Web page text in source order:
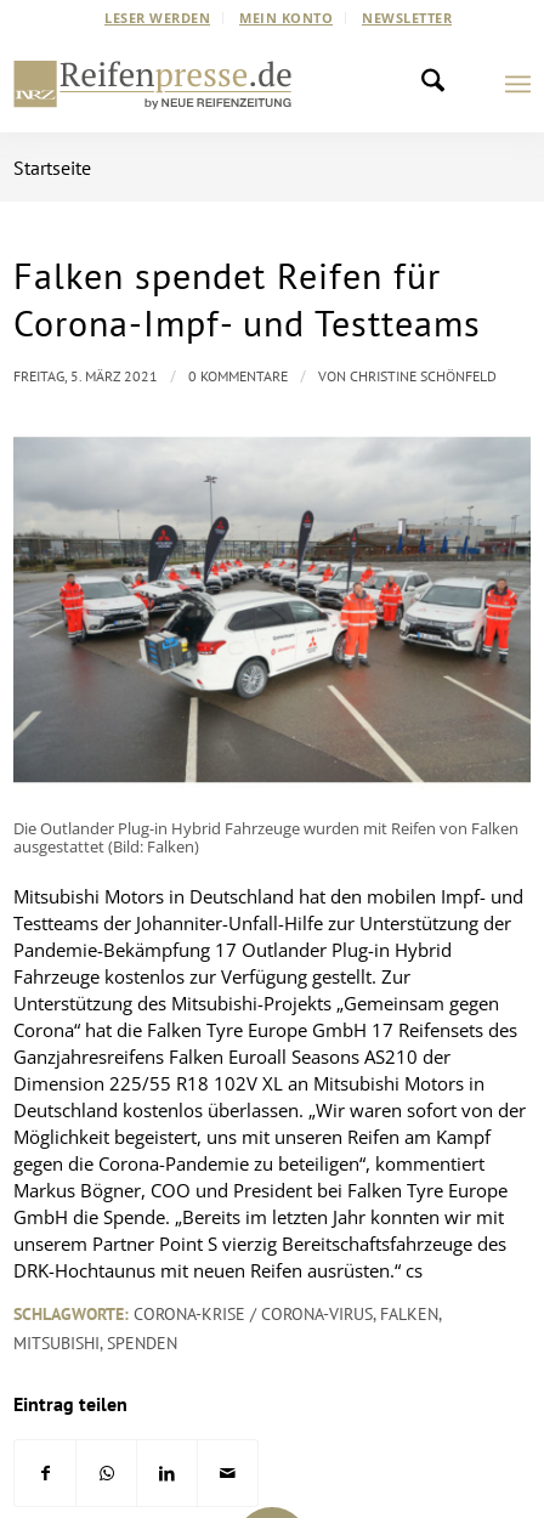
LESER WERDEN MEIN KONTO NEWSLETTER
Startseite
Falken spendet Reifen für
Corona-Impf- und Testteams
Die Outlander Plug-in Hybrid Fahrzeuge wurden mit Reifen von Falken
ausgestattet (Bild: Falken)
Mitsubishi Motors in Deutschland hat den mobilen Impf- und
Testteams der Johanniter-Unfall-Hilfe zur Unterstützung der
Pandemie-Bekämpfung 17 Outlander Plug-in Hybrid
Fahrzeuge kostenlos zur Verfügung gestellt. Zur
Unterstützung des Mitsubishi-Projekts „Gemeinsam gegen
Corona“ hat die Falken Tyre Europe GmbH 17 Reifensets des
Ganzjahresreifens Falken Euroall Seasons AS210 der
Dimension 225/55 R18 102V XL an Mitsubishi Motors in
Deutschland kostenlos überlassen. „Wir waren sofort von der
Möglichkeit begeistert, uns mit unseren Reifen am Kampf
gegen die Corona-Pandemie zu beteiligen“, kommentiert
Markus Bögner, COO und President bei Falken Tyre Europe
GmbH die Spende. „Bereits im letzten Jahr konnten wir mit
unserem Partner Point S vierzig Bereitschaftsfahrzeuge des
DRK-Hochtaunus mit neuen Reifen ausrüsten.“ cs
FREITAG, 5. MÄRZ 2021 / 0 KOMMENTARE / VONCHRISTINE SCHÖNFELD
SCHLAGWORTE: CORONA-KRISE / CORONA-VIRUS, FALKEN,
MITSUBISHI,SPENDEN
Eintrag teilen